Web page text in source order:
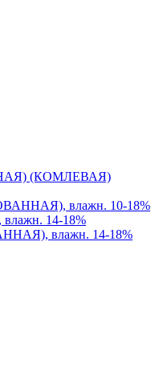
(КОМЛЕВАЯ)
влажн. 10-18%
14-18%
влажн. 14-18%